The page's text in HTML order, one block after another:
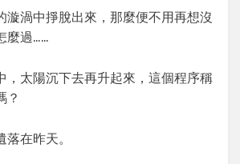
漩渦中掙脫出來，那麼便不用再想沒
麼過……
，太陽沉下去再升起來，這個程序稱
？
在昨天。